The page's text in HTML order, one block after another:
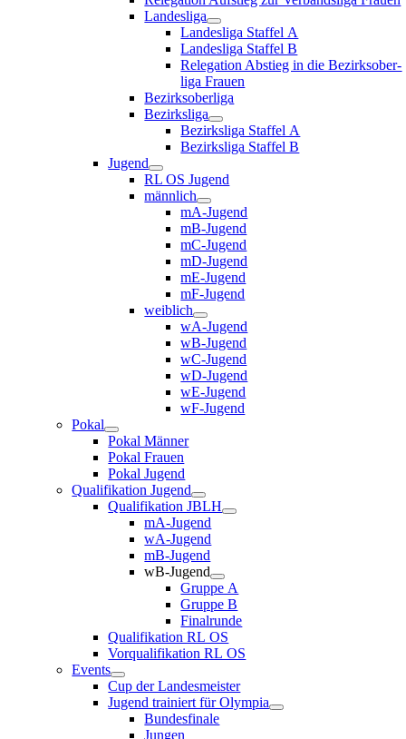
Lan­des­li­ga
Lan­des­li­ga Staf­fel A
Lan­des­li­ga Staf­fel B
Rele­ga­ti­on Abstieg in die Bezirks­ober­
li­ga Frauen
Bezirks­ober­li­ga
Bezirks­li­ga
Bezirks­li­ga Staf­fel A
Bezirks­li­ga Staf­fel B
Jugend
RL OS Jugend
männ­lich
mA-Jugend
mB-Jugend
mC-Jugend
mD-Jugend
mE-Jugend
mF-Jugend
weib­lich
wA-Jugend
wB-Jugend
wC-Jugend
wD-Jugend
wE-Jugend
wF-Jugend
Pokal
Pokal Män­ner
Pokal Frau­en
Pokal Jugend
Qua­li­fi­ka­ti­on Jugend
Qua­li­fi­ka­ti­on JBLH
mA-Jugend
wA-Jugend
mB-Jugend
wB-Jugend
Grup­pe A
Grup­pe B
Final­run­de
Qua­li­fi­ka­ti­on RL OS
Vor­qua­li­fi­ka­ti­on RL OS
Events
Cup der Landesmeister
Jugend trai­niert für Olympia
Bun­des­fi­na­le
Jun­gen